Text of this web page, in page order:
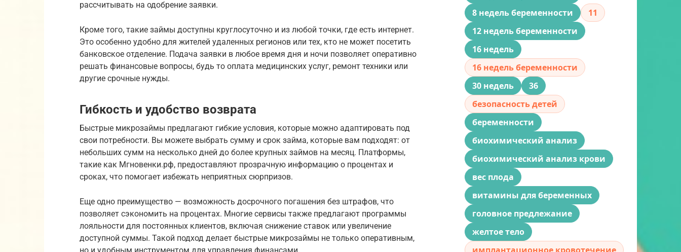
рассчитывать на одобрение заявки.
Кроме того, такие займы доступны круглосуточно и из любой точки, где есть интернет.
Это особенно удобно для жителей удаленных регионов или тех, кто не может посетить
банковское отделение. Подача заявки в любое время дня и ночи позволяет оперативно
решать финансовые вопросы, будь то оплата медицинских услуг, ремонт техники или
другие срочные нужды.
Гибкость и удобство возврата
Быстрые микрозаймы предлагают гибкие условия, которые можно адаптировать под
свои потребности. Вы можете выбрать сумму и срок займа, которые вам подходят: от
небольших сумм на несколько дней до более крупных займов на месяц. Платформы,
такие как Мгновенки.рф, предоставляют прозрачную информацию о процентах и
сроках, что помогает избежать неприятных сюрпризов.
Еще одно преимущество — возможность досрочного погашения без штрафов, что
позволяет сэкономить на процентах. Многие сервисы также предлагают программы
лояльности для постоянных клиентов, включая снижение ставок или увеличение
доступной суммы. Такой подход делает быстрые микрозаймы не только оперативным,
8 недель беременности
11
12 недель беременности
16 недель
16 недель беременности
30 недель
36
безопасность детей
беременности
биохимический анализ
биохимический анализ крови
вес плода
витамины для беременных
головное предлежание
желтое тело